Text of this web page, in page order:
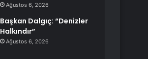
Ağustos 6, 2026
Başkan Dalgıç: “Denizler
Halkındır”
Ağustos 6, 2026